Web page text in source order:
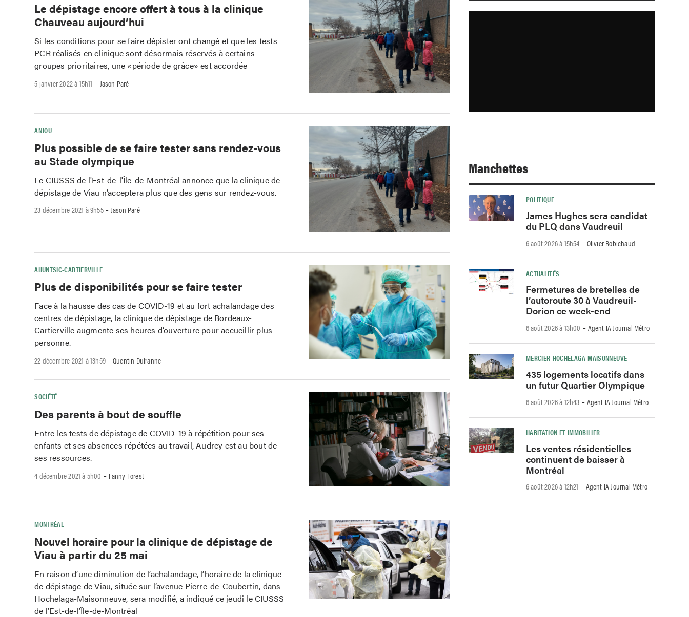
Le dépistage encore offert à tous à la clinique
Chauveau aujourd’hui
Si les conditions pour se faire dépister ont changé et que les tests
PCR réalisés en clinique sont désormais réservés à certains
groupes prioritaires, une «période de grâce» est accordée
5 janvier 2022 à 15h11 - Jason Paré
ANJOU
Plus possible de se faire tester sans rendez-vous
au Stade olympique
Le CIUSSS de l'Est-de-l'Île-de-Montréal annonce que la clinique de
dépistage de Viau n’acceptera plus que des gens sur rendez-vous.
23 décembre 2021 à 9h55-Jason Paré
AHUNTSIC-CARTIERVILLE
Plus de disponibilités pour se faire tester
Face à la hausse des cas de COVID-19 et au fort achalandage des
centres de dépistage, la clinique de dépistage de Bordeaux-
Cartierville augmente ses heures d’ouverture pour accueillir plus
personne.
22 décembre 2021 à 13h59 -Quentin Dufranne
SOCIÉTÉ
Des parents à bout de souffle
Entre les tests de dépistage de COVID-19 à répétition pour ses
enfants et ses absences répétées au travail, Audrey est au bout de
ses ressources.
4 décembre 2021 à 5h00 - Fanny Forest
MONTRÉAL
Nouvel horaire pour la clinique de dépistage de
Viau à partir du 25 mai
En raison d’une diminution de l’achalandage, l’horaire de la clinique
de dépistage de Viau, située sur l’avenue Pierre-de-Coubertin, dans
Hochelaga-Maisonneuve, sera modifié, a indiqué ce jeudi le CIUSSS
de l’Est-de-l’Île-de-Montréal
Manchettes
POLITIQUE
James Hughes sera candidat
du PLQ dans Vaudreuil
6 août 2026 à 15h54 -Olivier Robichaud
ACTUALITÉS
Fermetures de bretelles de
l’autoroute 30 à Vaudreuil-
Dorion ce week-end
6 août 2026 à 13h00 -Agent IA Journal Métro
MERCIER-HOCHELAGA-MAISONNEUVE
435 logements locatifs dans
un futur Quartier Olympique
6 août 2026 à 12h43 -Agent IA Journal Métro
HABITATION ET IMMOBILIER
Les ventes résidentielles
continuent de baisser à
Montréal
6 août 2026 à 12h21 -Agent IA Journal Métro